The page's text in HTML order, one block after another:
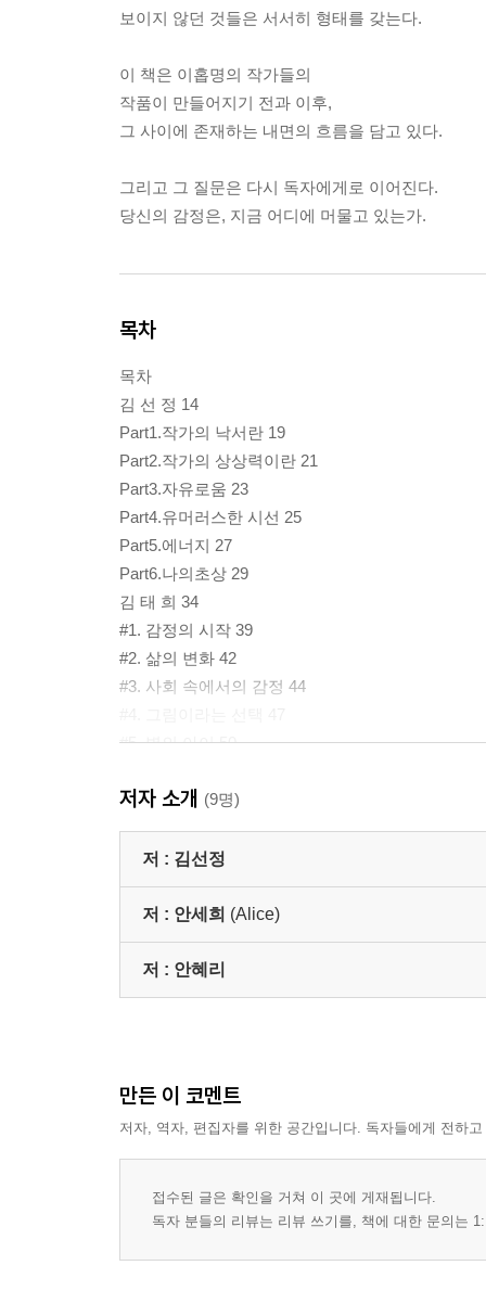
보이지 않던 것들은 서서히 형태를 갖는다.
이 책은 이홉명의 작가들의
작품이 만들어지기 전과 이후,
그 사이에 존재하는 내면의 흐름을 담고 있다.
그리고 그 질문은 다시 독자에게로 이어진다.
당신의 감정은, 지금 어디에 머물고 있는가.
목차
목차
김 선 정 14
Part1.작가의 낙서란 19
Part2.작가의 상상력이란 21
Part3.자유로움 23
Part4.유머러스한 시선 25
Part5.에너지 27
Part6.나의초상 29
김 태 희 34
#1. 감정의 시작 39
#2. 삶의 변화 42
#3. 사회 속에서의 감정 44
#5. 별의 아이 50
안 세 희 (Alice) 56
어둠이 깊어질수록 62
작업을 하는 시간은 64
<매일의 삶이 얼마나 소중한지> 66
<내 마음이 요동칠 수 있는가> 68
<내일을 다시 살아볼 수 있겠다> 70
안 혜 리 72
Part1. 소중한 아이들이 준 재능 78
Part 5. 실존하는 생명을 담는 일과 나눔 93
윤 선 희 96
투명을 그리다. 102
어른이 된 우리에게 건네는 사탕 하나 108
밤이 피어낸 계절 110
저자 소개 (9명)
저 : 김선정
저 : 안세희 (Alice)
저 : 안혜리
만든 이 코멘트
저자, 역자, 편집자를 위한 공간입니다. 독자들에게 전하
접수된 글은 확인을 거쳐 이 곳에 게재됩니다.
독자 분들의 리뷰는 리뷰 쓰기를, 책에 대한 문의는